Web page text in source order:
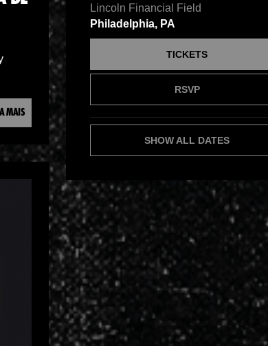
MAIS
Lincoln Financial Field
Philadelphia, PA
RSVP
TICKETS
SHOW ALL DATES